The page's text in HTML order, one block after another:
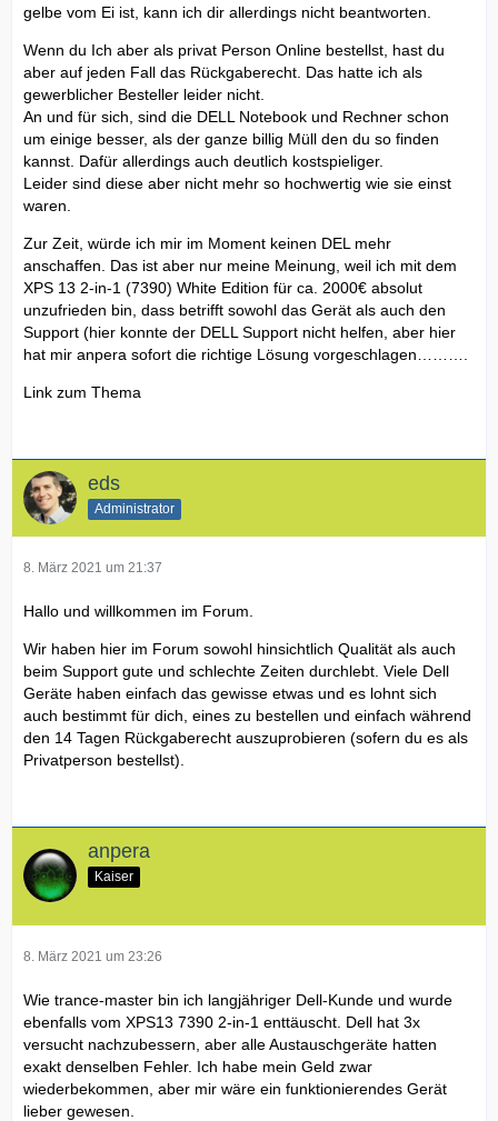
gelbe vom Ei ist, kann ich dir allerdings nicht beantworten.
Wenn du Ich aber als privat Person Online bestellst, hast du
aber auf jeden Fall das Rückgaberecht. Das hatte ich als
gewerblicher Besteller leider nicht.
An und für sich, sind die DELL Notebook und Rechner schon
um einige besser, als der ganze billig Müll den du so finden
kannst. Dafür allerdings auch deutlich kostspieliger.
Leider sind diese aber nicht mehr so hochwertig wie sie einst
waren.
Zur Zeit, würde ich mir im Moment keinen DEL mehr
anschaffen. Das ist aber nur meine Meinung, weil ich mit dem
XPS 13 2-in-1 (7390) White Edition für ca. 2000€ absolut
unzufrieden bin, dass betrifft sowohl das Gerät als auch den
Support (hier konnte der DELL Support nicht helfen, aber hier
hat mir anpera sofort die richtige Lösung vorgeschlagen……….
Link zum Thema
eds
Administrator
8. März 2021 um 21:37
Hallo und willkommen im Forum.
Wir haben hier im Forum sowohl hinsichtlich Qualität als auch
beim Support gute und schlechte Zeiten durchlebt. Viele Dell
Geräte haben einfach das gewisse etwas und es lohnt sich
auch bestimmt für dich, eines zu bestellen und einfach während
den 14 Tagen Rückgaberecht auszuprobieren (sofern du es als
Privatperson bestellst).
anpera
Kaiser
8. März 2021 um 23:26
Wie trance-master bin ich langjähriger Dell-Kunde und wurde
ebenfalls vom XPS13 7390 2-in-1 enttäuscht. Dell hat 3x
versucht nachzubessern, aber alle Austauschgeräte hatten
exakt denselben Fehler. Ich habe mein Geld zwar
wiederbekommen, aber mir wäre ein funktionierendes Gerät
lieber gewesen.